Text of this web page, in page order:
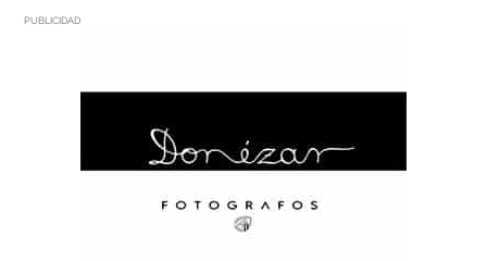
PUBLICIDAD